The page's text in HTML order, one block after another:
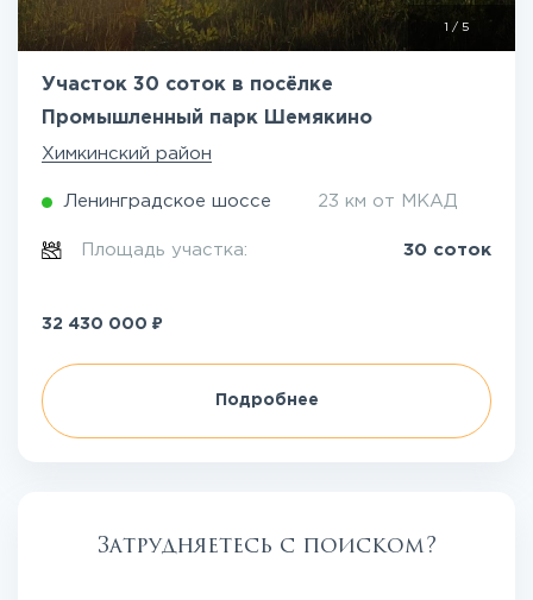
/ 5
Участок 30 соток в посёлке
Промышленный парк Шемякино
Химкинский район
Ленинградское шоссе 23 км от МКАД
Площадь участка: 30 соток
32 430 000 ₽
Подробнее
Затрудняетесь с поиском?